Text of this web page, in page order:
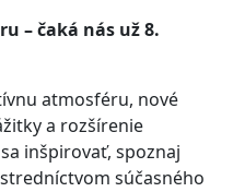
– čaká nás už 8.
atmosféru, nové
a rozšírenie
inšpirovať, spoznaj
súčasného